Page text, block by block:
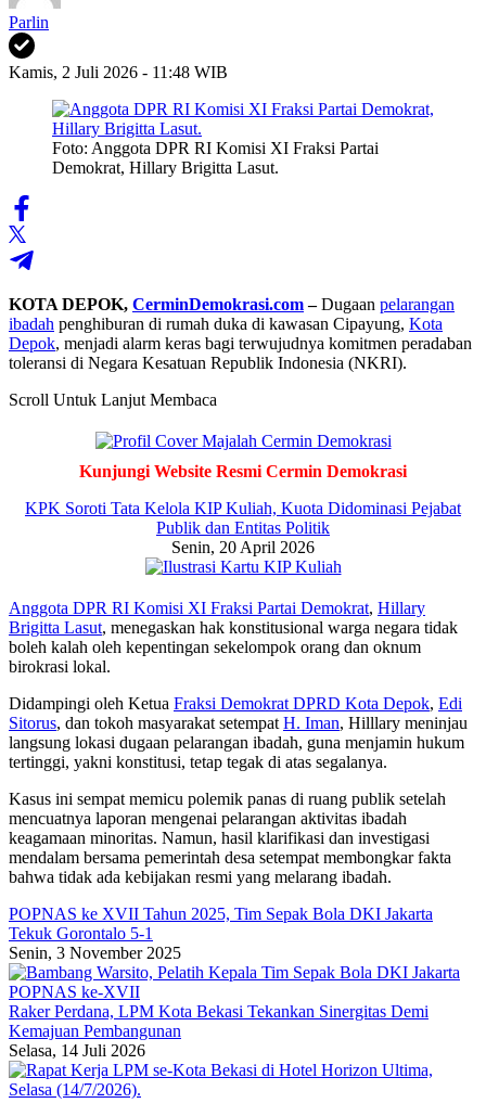
Parlin
Kamis, 2 Juli 2026 - 11:48 WIB
Foto: Anggota DPR RI Komisi XI Fraksi Partai
Demokrat, Hillary Brigitta Lasut.
KOTA DEPOK, CerminDemokrasi.com–Dugaan pelarangan
ibadah penghiburan di rumah duka di kawasan Cipayung, Kota
Depok, menjadi alarm keras bagi terwujudnya komitmen peradaban
toleransi di Negara Kesatuan Republik Indonesia (NKRI).
Scroll Untuk Lanjut Membaca
Kunjungi Website Resmi Cermin Demokrasi
KPK Soroti Tata Kelola KIP Kuliah, Kuota Didominasi Pejabat
Publik dan Entitas Politik
Senin, 20 April 2026
Anggota DPR RI Komisi XI Fraksi Partai Demokrat, Hillary
Brigitta Lasut, menegaskan hak konstitusional warga negara tidak
boleh kalah oleh kepentingan sekelompok orang dan oknum
birokrasi lokal.
Didampingi oleh Ketua Fraksi Demokrat DPRD Kota Depok, Edi
Sitorus, dan tokoh masyarakat setempat H. Iman, Hilllary meninjau
langsung lokasi dugaan pelarangan ibadah, guna menjamin hukum
tertinggi, yakni konstitusi, tetap tegak di atas segalanya.
Kasus ini sempat memicu polemik panas di ruang publik setelah
mencuatnya laporan mengenai pelarangan aktivitas ibadah
keagamaan minoritas. Namun, hasil klarifikasi dan investigasi
mendalam bersama pemerintah desa setempat membongkar fakta
bahwa tidak ada kebijakan resmi yang melarang ibadah.
POPNAS ke XVII Tahun 2025, Tim Sepak Bola DKI Jakarta
Tekuk Gorontalo 5-1
Senin, 3 November 2025
Raker Perdana, LPM Kota Bekasi Tekankan Sinergitas Demi
Kemajuan Pembangunan
Selasa, 14 Juli 2026